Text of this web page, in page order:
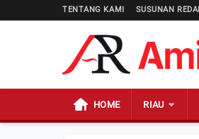
TENTANG KAMI SUSUNAN
HOME RIAU